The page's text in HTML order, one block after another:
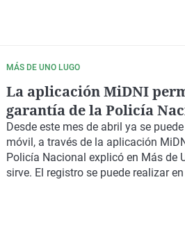
MÁS DE UNO LUGO
La aplicación MiDNI
garantía de la Policía
Desde este mes de abril ya se
móvil, a través de la aplicación
Policía Nacional explicó en Más de
sirve. El registro se puede realizar